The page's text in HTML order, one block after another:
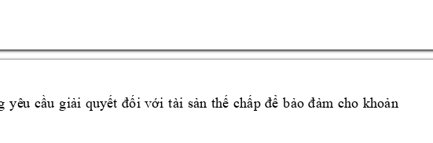
yêu cầu giải quyết đối với tài sản thế chấp để bảo đảm cho khoản